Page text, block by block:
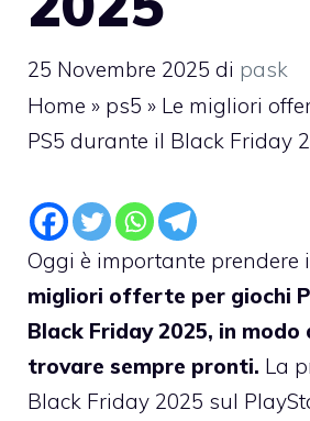
25 Novembre 2025 di pask
Home » ps5 » Le migliori
PS5 durante il Black Friday
Oggi è importante prendere
migliori offerte per giochi
Black Friday 2025, in
trovare sempre pronti. La
Black Friday 2025 sul